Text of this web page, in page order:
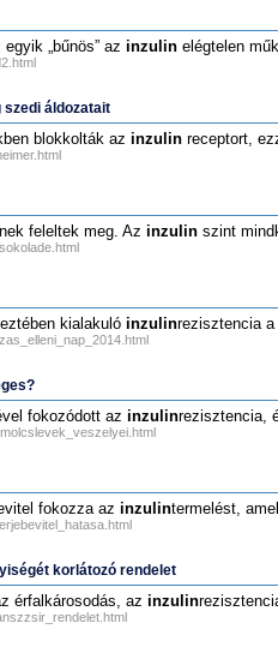
„bűnös” az inzulin elégtelen
szedi áldozatait
blokkolták az inzulin receptort,
feleltek meg. Az inzulin szint
kialakuló inzulinrezisztencia
fokozódott az inzulinrezisztencia,
fokozza az inzulintermelést,
korlátozó rendelet
érfalkárosodás, az inzulin